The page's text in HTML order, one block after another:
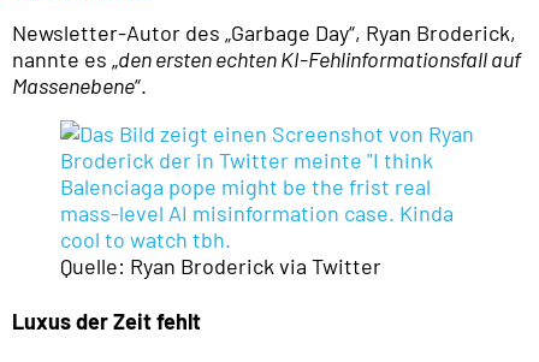
Newsletter-Autor des „Garbage Day“, Ryan Broderick,
nannte es „den ersten echten KI-Fehlinformationsfall auf
Massenebene“.
Quelle: Ryan Broderick via Twitter
Luxus der Zeit fehlt